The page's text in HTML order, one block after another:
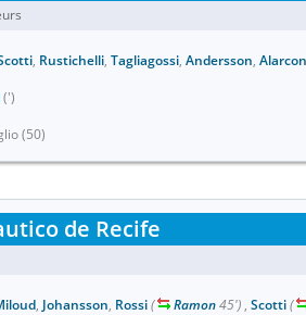
, Rustichelli, Tagliagossi, Andersson, Alarcon
(')
(50)
de Recife
, Johansson, Rossi( Ramon45') , Scotti(